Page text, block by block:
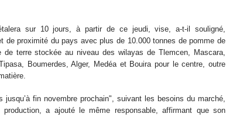
sur 10 jours, à partir de ce jeudi, vise, a-t-il souligné,
de proximité du pays avec plus de 10.000 tonnes de pomme de
de terre stockée au niveau des wilayas de Tlemcen, Mascara,
Boumerdes, Alger, Medéa et Bouira pour le centre, outre
jusqu’à fin novembre prochain", suivant les besoins du marché,
a ajouté le même responsable, affirmant que son